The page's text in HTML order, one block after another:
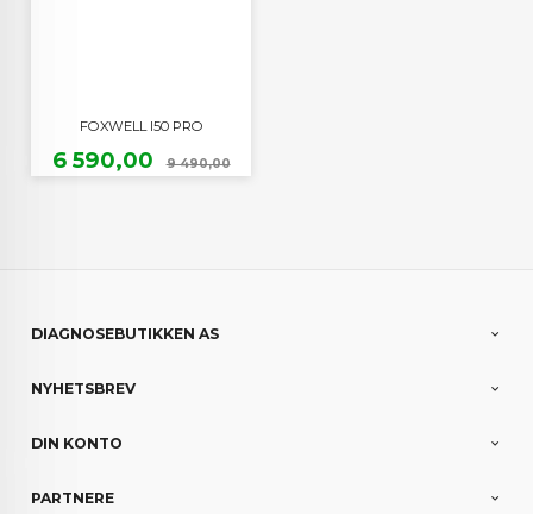
FOXWELL I50 PRO
Tilbud
6 590,00 9 490,00Rabatt
DIAGNOSEBUTIKKEN AS
NYHETSBREV
DIN KONTO
PARTNERE